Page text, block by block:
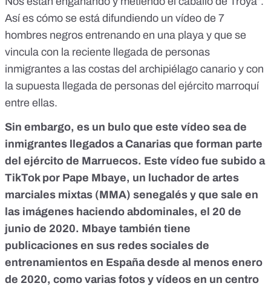
Así es cómo se está difundiendo un vídeo de 7
hombres negros entrenando en una playa y que se
vincula con la reciente llegada de personas
inmigrantes a las costas del archipiélago canario y con
la supuesta llegada de personas del ejército marroquí
entre ellas.
Sin embargo, es un bulo que este vídeo sea de
inmigrantes llegados a Canarias que forman parte
del ejército de Marruecos. Este vídeo fue subido a
TikTok por Pape Mbaye, un luchador de artes
marciales mixtas (MMA) senegalés y que sale en
las imágenes haciendo abdominales, el 20 de
junio de 2020. Mbaye también tiene
publicaciones en sus redes sociales de
entrenamientos en España desde al menos enero
de 2020, como varias fotos y vídeos en un centro